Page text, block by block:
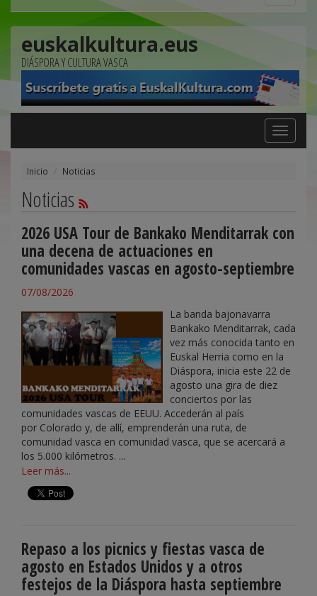
euskalkultura.eus
DIÁSPORA Y CULTURA VASCA
Toggle
navigation
Inicio Noticias
Noticias
2026 USA Tour de Bankako Menditarrak con
una decena de actuaciones en
comunidades vascas en agosto-septiembre
07/08/2026
La banda bajonavarra
Bankako Menditarrak, cada
vez más conocida tanto en
Euskal Herria como en la
Diáspora, inicia este 22 de
agosto una gira de diez
conciertos por las
comunidades vascas de EEUU. Accederán al país
por Colorado y, de allí, emprenderán una ruta, de
comunidad vasca en comunidad vasca, que se acercará a
los 5.000 kilómetros. ...
Leer más...
Repaso a los picnics y fiestas vasca de
agosto en Estados Unidos y a otros
festejos de la Diáspora hasta septiembre